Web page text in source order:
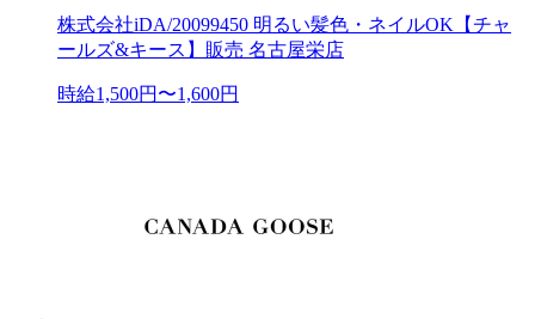
株式会社iDA/20099450 明るい髪色・ネイルOK【チャ
ールズ&キース】販売 名古屋栄店
時給1,500円〜1,600円